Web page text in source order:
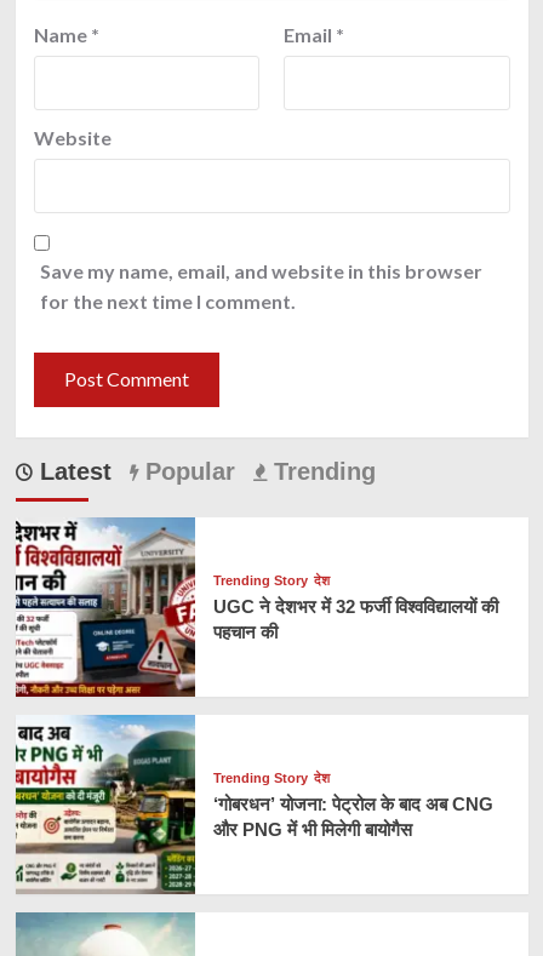
Name * Email *
Website
Save my name, email, and website in this browser
for the next time I comment.
Latest Popular Trending
Trending Story देश
UGC ने देशभर में 32 फर्जी विश्वविद्यालयों की
पहचान की
Trending Story देश
‘गोबरधन’ योजना: पेट्रोल के बाद अब CNG
और PNG में भी मिलेगी बायोगैस